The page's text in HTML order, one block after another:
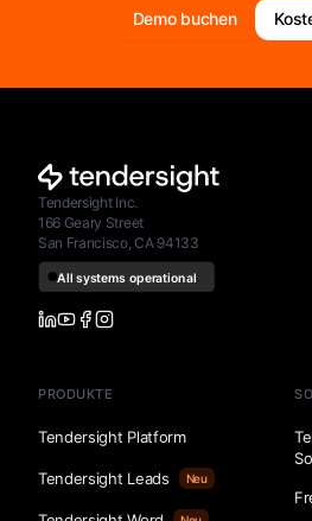
Demo buchen
Tendersight Inc.
166 Geary Street
San Francisco, CA 94133
PRODUKTE
Tendersight Platform
Tendersight Leads Neu